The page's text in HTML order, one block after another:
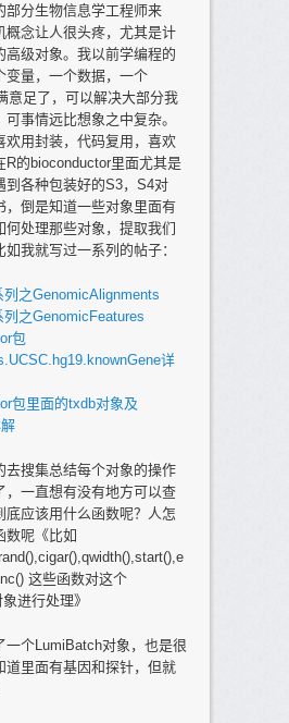
部分生物信息学工程师来
概念让人很头疼，尤其是计
高级对象。我以前学编程的
变量，一个数据，一个
意足了，可以解决大部分我
事情远比想象之中复杂。
欢用封装，代码复用，喜欢
R的bioconductor里面尤其是
到各种包装好的S3，S4对
，倒是知道一些对象里面有
何处理那些对象，提取我们
我就写过一系列的帖子：
列之GenomicAlignments
列之GenomicFeatures
包
详
包里面的txdb对象及
去搜集总结每个对象的操作
，一直想有没有地方可以查
底应该用什么函数呢？人怎
数呢《比如
这些函数对这个
进行处理》
一个LumiBatch对象，也是很
道里面有基因和探针，但就